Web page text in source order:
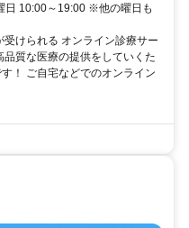
日 10:00～19:00 ※他の曜日も
けられる オンライン診療サー
質な医療の提供をしていくた
！ ご自宅などでのオンライン